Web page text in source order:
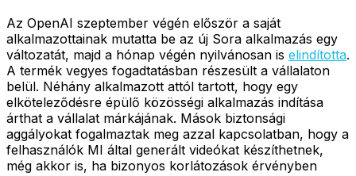
Az OpenAI szeptember végén először a saját
alkalmazottainak mutatta be az új Sora alkalmazás egy
változatát, majd a hónap végén nyilvánosan is elindította.
A termék vegyes fogadtatásban részesült a vállalaton
belül. Néhány alkalmazott attól tartott, hogy egy
elköteleződésre épülő közösségi alkalmazás indítása
árthat a vállalat márkájának. Mások biztonsági
aggályokat fogalmaztak meg azzal kapcsolatban, hogy a
felhasználók MI által generált videókat készíthetnek,
még akkor is, ha bizonyos korlátozások érvényben